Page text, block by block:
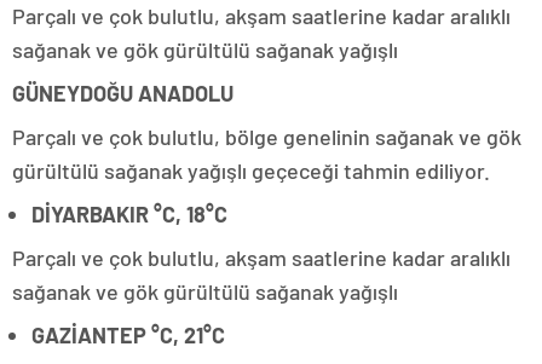
Parçalı ve çok bulutlu, akşam saatlerine kadar aralıklı
sağanak ve gök gürültülü sağanak yağışlı
GÜNEYDOĞU ANADOLU
Parçalı ve çok bulutlu, bölge genelinin sağanak ve gök
gürültülü sağanak yağışlı geçeceği tahmin ediliyor.
DİYARBAKIR °C, 18°C
Parçalı ve çok bulutlu, akşam saatlerine kadar aralıklı
sağanak ve gök gürültülü sağanak yağışlı
GAZİANTEP °C, 21°C